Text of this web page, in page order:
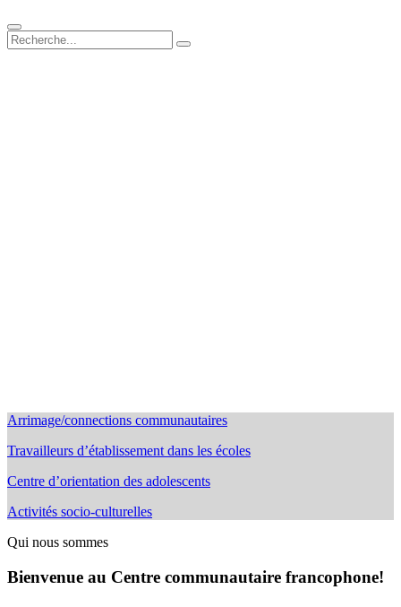
Arrimage/connections communautaires
Travailleurs d’établissement dans les écoles
Centre d’orientation des adolescents
Activités socio-culturelles
Qui nous sommes
Bienvenue au Centre communautaire francophone!